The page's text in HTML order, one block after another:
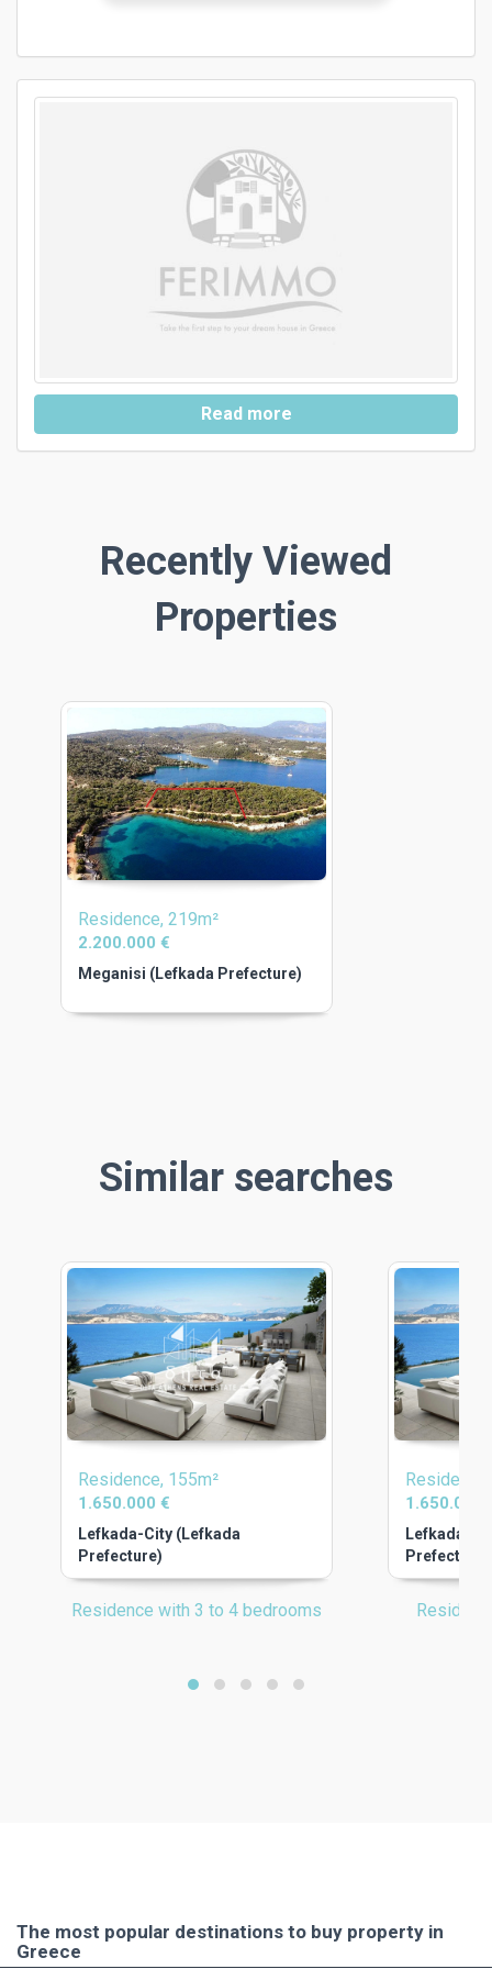
Read more
Recently Viewed
Properties
Residence, 219m²
2.200.000 €
Meganisi (Lefkada Prefecture)
Similar searches
Residence, 155m²
1.650.000 €
Lefkada-City (Lefkada
Prefecture)
Residence with 3 to 4 bedrooms
1.650.000
Lefkada-
Prefecture)
The most popular destinations to buy property in
Greece